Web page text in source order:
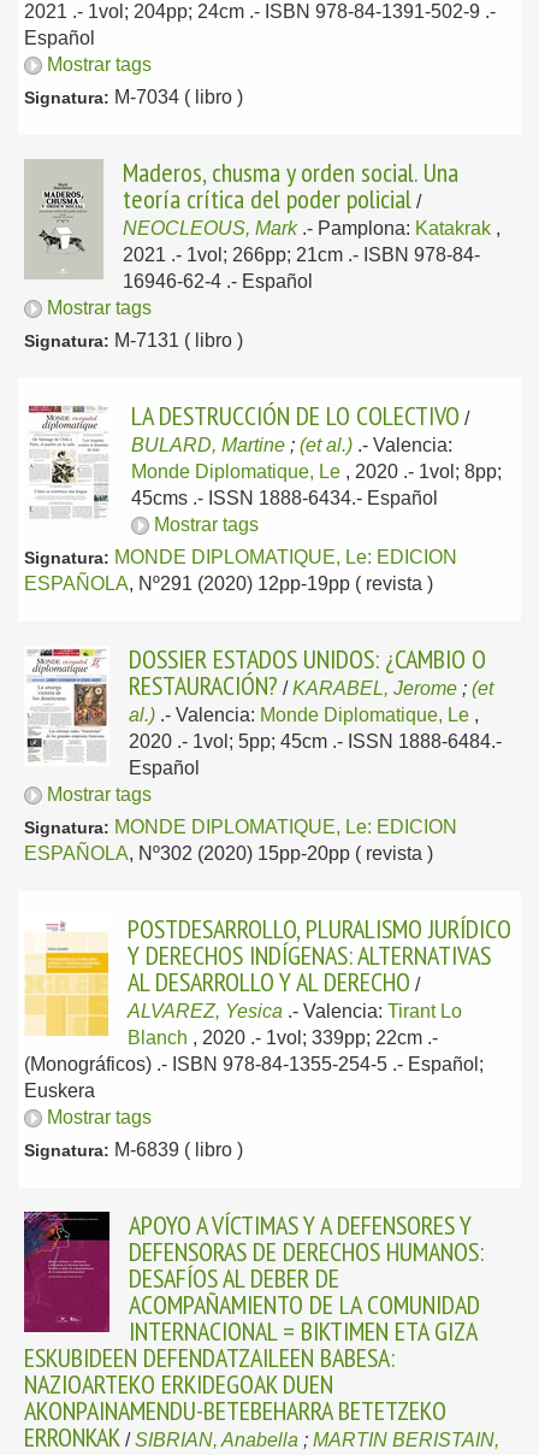
2021 .- 1vol; 204pp; 24cm .- ISBN 978-84-1391-502-9 .-
Español
Mostrar tags
Signatura: M-7034 ( libro )
Maderos, chusma y orden social. Una
teoría crítica del poder policial /
NEOCLEOUS, Mark .- Pamplona: Katakrak ,
2021 .- 1vol; 266pp; 21cm .- ISBN 978-84-
16946-62-4 .- Español
Mostrar tags
Signatura: M-7131 ( libro )
LA DESTRUCCIÓN DE LO COLECTIVO /
BULARD, Martine ; (et al.) .- Valencia:
Monde Diplomatique, Le , 2020 .- 1vol; 8pp;
45cms .- ISSN 1888-6434.- Español
Mostrar tags
Signatura: MONDE DIPLOMATIQUE, Le: EDICION
ESPAÑOLA, Nº291 (2020) 12pp-19pp ( revista )
DOSSIER ESTADOS UNIDOS: ¿CAMBIO O
RESTAURACIÓN? /KARABEL, Jerome ; (et
al.) .- Valencia: Monde Diplomatique, Le ,
2020 .- 1vol; 5pp; 45cm .- ISSN 1888-6484.-
Español
Mostrar tags
Signatura: MONDE DIPLOMATIQUE, Le: EDICION
ESPAÑOLA, Nº302 (2020) 15pp-20pp ( revista )
POSTDESARROLLO, PLURALISMO JURÍDICO
Y DERECHOS INDÍGENAS: ALTERNATIVAS
AL DESARROLLO Y AL DERECHO /
ALVAREZ, Yesica .- Valencia: Tirant Lo
Blanch , 2020 .- 1vol; 339pp; 22cm .-
(Monográficos) .- ISBN 978-84-1355-254-5 .- Español;
Euskera
Mostrar tags
Signatura: M-6839 ( libro )
APOYO A VÍCTIMAS Y A DEFENSORES Y
DEFENSORAS DE DERECHOS HUMANOS:
DESAFÍOS AL DEBER DE
ACOMPAÑAMIENTO DE LA COMUNIDAD
INTERNACIONAL = BIKTIMEN ETA GIZA
ESKUBIDEEN DEFENDATZAILEEN BABESA:
NAZIOARTEKO ERKIDEGOAK DUEN
AKONPAINAMENDU-BETEBEHARRA BETETZEKO
ERRONKAK /SIBRIAN, Anabella ; MARTIN BERISTAIN,